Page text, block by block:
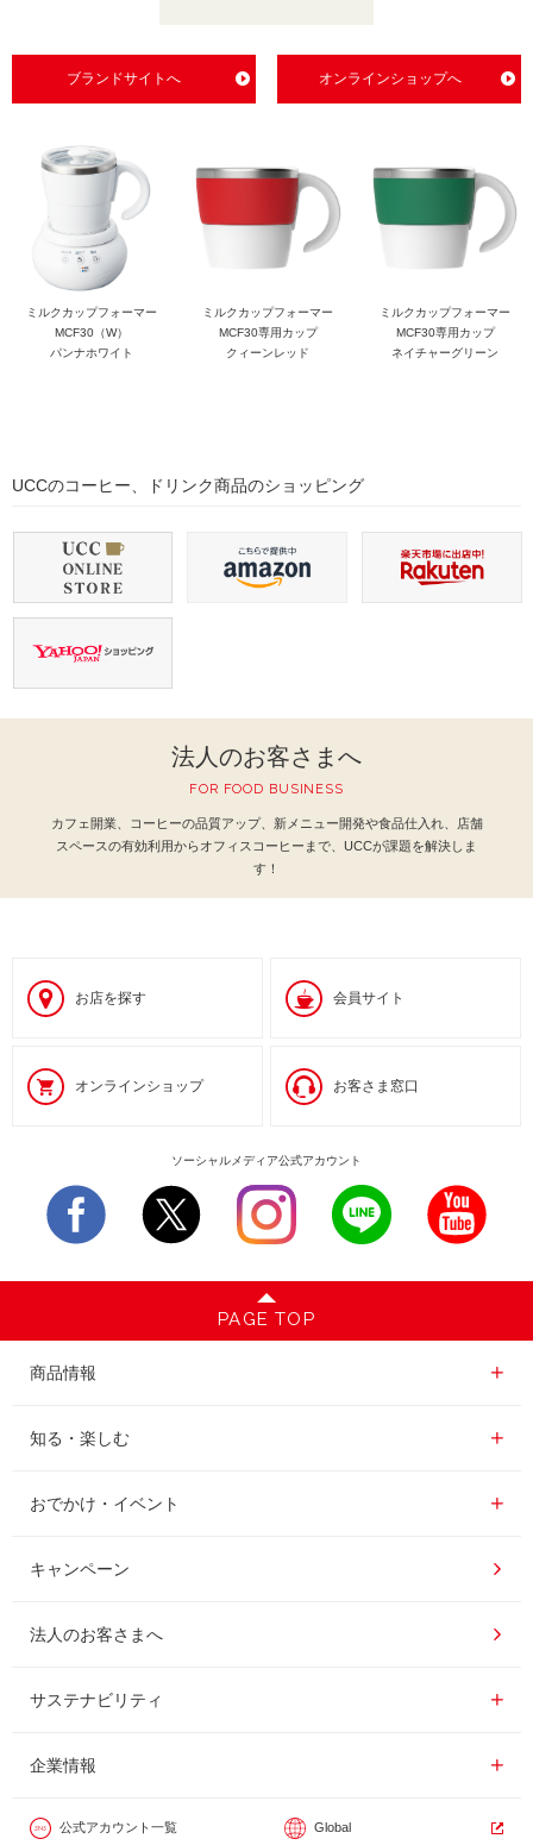
ブランドサイトへ オンラインショップへ
ミルクカップフォーマー
MCF30（W）
パンナホワイト
ミルクカップフォーマー
MCF30専用カップ
クィーンレッド
ミルクカップフォーマー
MCF30専用カップ
ネイチャーグリーン
UCCのコーヒー、ドリンク商品のショッピング
法人のお客さまへ
FOR FOOD BUSINESS
カフェ開業、コーヒーの品質アップ、新メニュー開発や食品仕入れ、
店舗
スペースの有効利用からオフィスコーヒーまで、UCCが課題を解決しま
す！
お店を探す 会員サイト
オンラインショップ お客さま窓口
ソーシャルメディア公式アカウント
PAGE TOP
商品情報
商品情報一覧
レギュラーコーヒー
インスタントコーヒー
ドリップポッド
知る・楽しむ
知る・楽しむ一覧
おいしいコーヒーの淹れ方
コーヒー百科
レシピ
おでかけ・イベント
おでかけ・イベント情報一覧
UCCコーヒー博物館
UCCコーヒーアカデミー
工場見学
東京ディズニーリゾート®︎
カフェのお仕事体験
キャンペーン
法人のお客さまへ
サステナビリティ
サステナビリティ
企業情報
企業情報一覧
公式アカウント一覧 Global